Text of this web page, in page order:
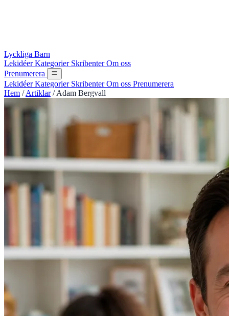
Lyckliga Barn
LekidéerKategorier SkribenterOm oss
Prenumerera
LekidéerKategorier SkribenterOm oss Prenumerera
Hem / Artiklar / Adam Bergvall